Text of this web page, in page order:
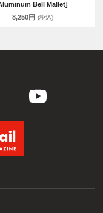
Bell Mallet]
8,250円 (税込)